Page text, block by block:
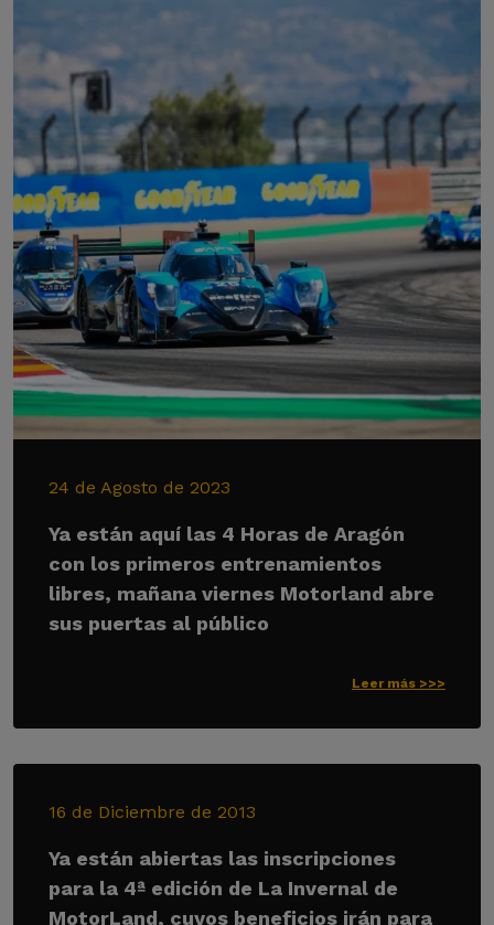
24 de Agosto de 2023
Ya están aquí las 4 Horas de Aragón
con los primeros entrenamientos
libres, mañana viernes Motorland abre
sus puertas al público
Leer más >>>
16 de Diciembre de 2013
Ya están abiertas las inscripciones
para la 4ª edición de La Invernal de
MotorLand, cuyos beneficios irán para